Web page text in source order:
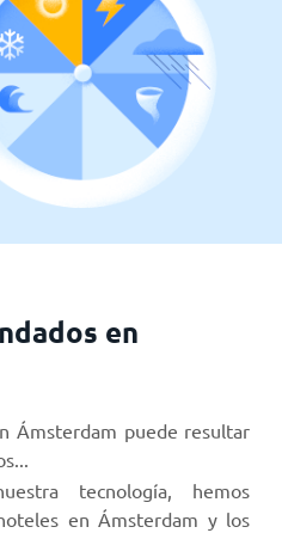
en
Ámsterdam puede resultar
tecnología, hemos
en Ámsterdam y los